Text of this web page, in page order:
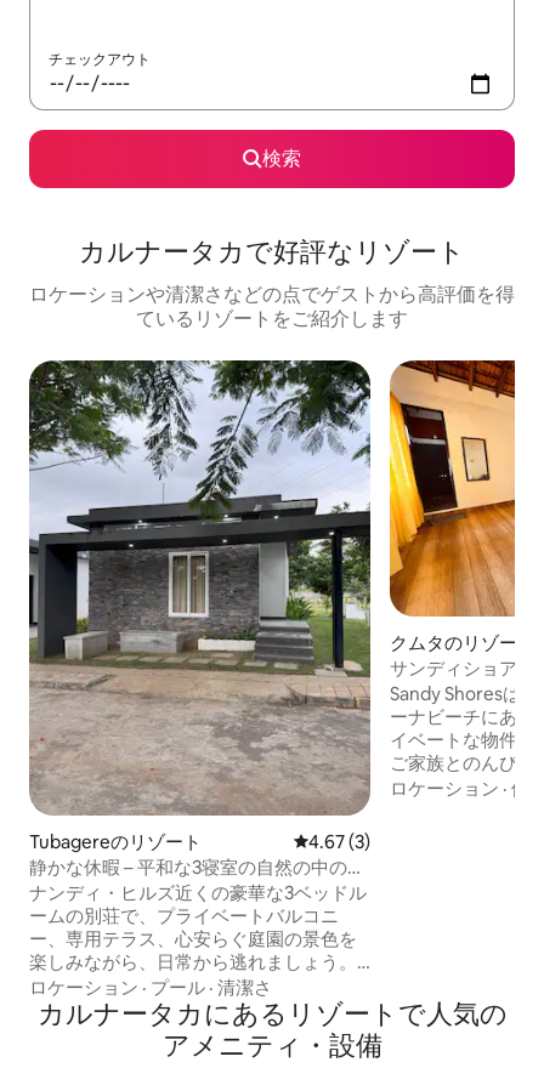
チェックアウト
検索
カルナータカで好評なリゾート
ロケーションや清潔さなどの点でゲストから高評価を得
ているリゾートをご紹介します
Tubagereのリゾート レビュー3件、5つ星中4.67つ
4.67 (3)
静かな休暇 – 平和な3寝室の自然の中の宿
泊先
ナンディ・ヒルズ近くの豪華な3ベッドル
ームの別荘で、プライベートバルコニ
ー、専用テラス、心安らぐ庭園の景色を
楽しみながら、日常から逃れましょう。
快適さとリラックスのために考え抜かれ
たデザインのヴィラは、広々とした寝
室、エレガントなインテリア、静かな環
境、モダンなアメニティを備え、ご家
ロケーション · プール · 清潔さ
クムタのリゾート
サンディショアー
ーチフロントリゾ
Sandy Shoresは
ーナビーチにある
イベートな物件で
ご家族とのんびり
出に残るイベン
ロケーション ·価
カルナータカにあるリゾートで人気の
アメニティ・設備